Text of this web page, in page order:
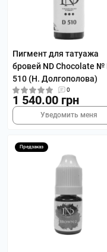
Пигмент для татуажа
бровей ND Сhocolate №
510 (Н. Долгополова)
0
1 540.00 грн
Уведомить меня
Предзаказ